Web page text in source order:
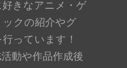
きなアニメ・ゲ
ックの紹介やグ
っています！
動や作品作成後